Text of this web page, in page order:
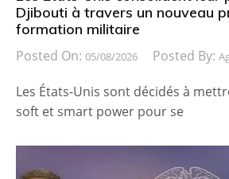
Djibouti à travers un nouveau
formation militaire
Posted On: 05/08/2026 Posted By:
Les États-Unis sont décidés à
soft et smart power pour se